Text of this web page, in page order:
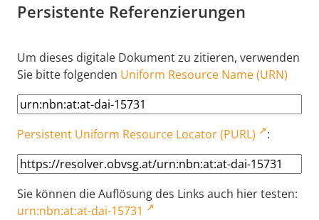
Persistente Referenzierungen
Um dieses digitale Dokument zu zitieren, verwenden
Sie bitte folgenden Uniform Resource Name (URN)
Persistent Uniform Resource Locator (PURL) :
Sie können die Auflösung des Links auch hier testen:
urn:nbn:at:at-dai-15731